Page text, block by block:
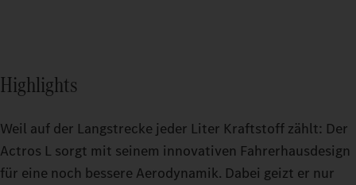
Highlights
Weil auf der Langstrecke jeder Liter Kraftstoff zählt: Der
Actros L sorgt mit seinem innovativen Fahrerhausdesign
für eine noch bessere Aerodynamik. Dabei geizt er nur